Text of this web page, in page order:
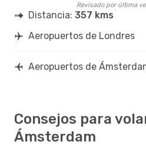
Revisado por última
Distancia: 357 kms
Aeropuertos de Londres
Aeropuertos de
Consejos para
Ámsterdam